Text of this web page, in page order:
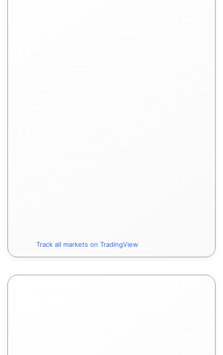
Track all markets on TradingView